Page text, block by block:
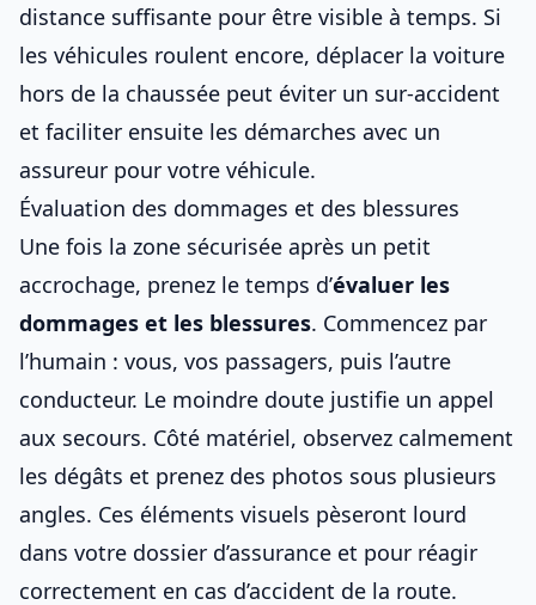
distance suffisante pour être visible à temps. Si
les véhicules roulent encore, déplacer la voiture
hors de la chaussée peut éviter un sur-accident
et faciliter ensuite les démarches avec un
assureur pour votre véhicule.
Évaluation des dommages et des blessures
Une fois la zone sécurisée après un petit
accrochage, prenez le temps d’évaluer les
dommages et les blessures. Commencez par
l’humain : vous, vos passagers, puis l’autre
conducteur. Le moindre doute justifie un appel
aux secours. Côté matériel, observez calmement
les dégâts et prenez des photos sous plusieurs
angles. Ces éléments visuels pèseront lourd
dans votre dossier d’assurance et pour réagir
correctement en cas d’accident de la route.